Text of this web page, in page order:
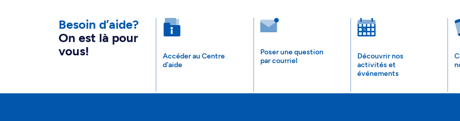
Besoin d’aide?
On est là pour
vous!
Accéder au Centre
d'aide
Poser une question
par courriel
Découvrir nos
activités et
événements